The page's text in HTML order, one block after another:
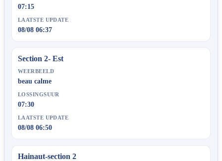
07:15
LAATSTE UPDATE
08/08 06:37
Section 2- Est
WEERBEELD
beau calme
LOSSINGSUUR
07:30
LAATSTE UPDATE
08/08 06:50
Hainaut-section 2